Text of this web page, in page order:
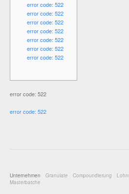
error code: 522
error code: 522
error code: 522
error code: 522
error code: 522
error code: 522
error code: 522
error code: 522
error code: 522
Unternehmen Granulate Compoundierung
Masterbatche